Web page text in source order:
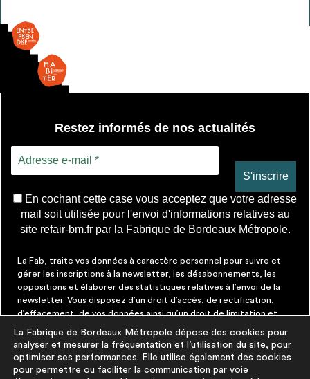
Restez informés de nos actualités
En cochant cette case vous acceptez que votre adresse
mail soit utilisée pour l'envoi d'informations relatives au
site refair-bm.fr par la Fabrique de Bordeaux Métropole.
La Fab, traite vos données à caractère personnel pour suivre et
gérer les inscriptions à la newsletter, les désabonnements, les
oppositions et élaborer des statistiques relatives à l’envoi de la
newsletter. Vous disposez d’un droit d’accès, de rectification,
d’effacement, de vos données ainsi qu’un droit de limitation et
moment faire cesser ces communications en cliquant sur le lien de
désinscription figurant dans chaque message. Vous pouvez
exercer ces droits par courrier électronique à contact@lafab-
La Fabrique de Bordeaux Métropole dépose des cookies pour
analyser et mesurer la fréquentation et l’utilisation du site, pour
optimiser ses performances. Elle utilise également des cookies
pour permettre ou faciliter la communication par voie